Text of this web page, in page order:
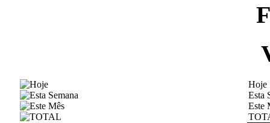
Hoje
Esta
Este